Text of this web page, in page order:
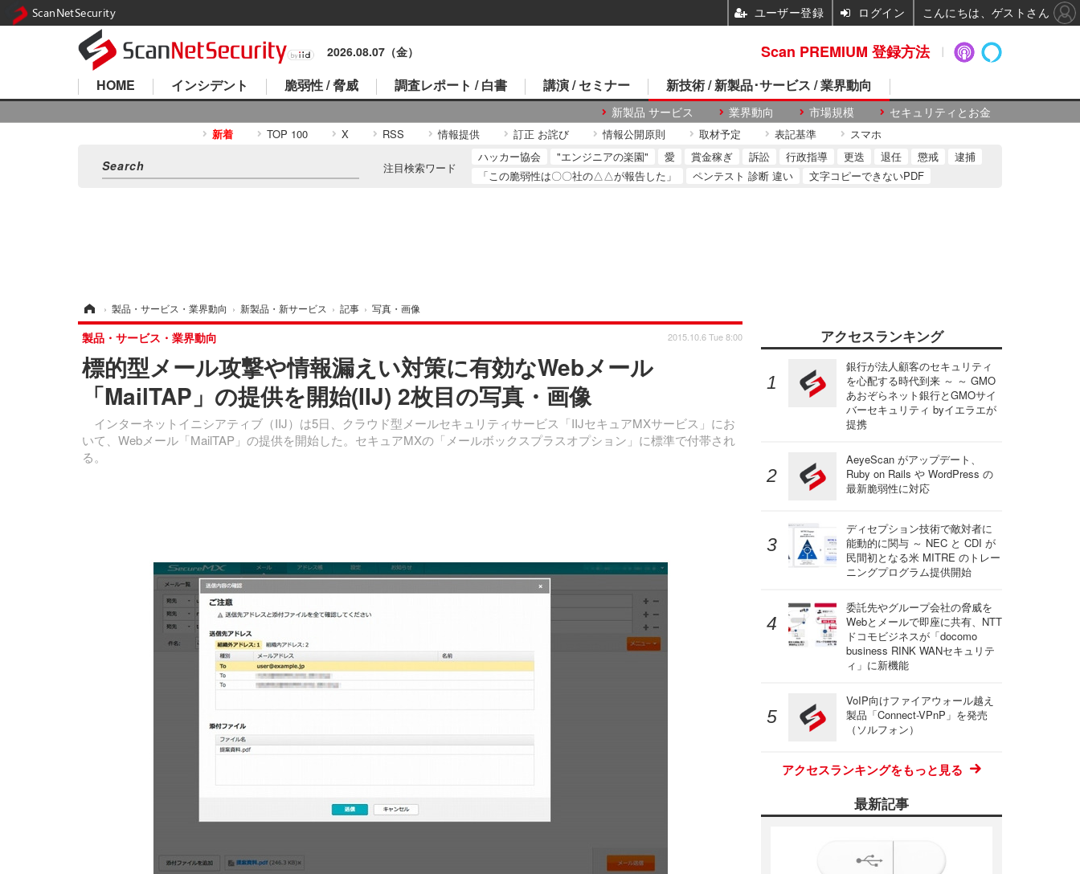
2026.08.07（金）
HOME インシデント 脆弱性 / 脅威 調査レポート / 白書 講演 / セミナー 新技術 / 新製品･サービス / 業界動向
新製品 サービス 業界動向 市場規模 セキュリティとお金
新着 TOP 100 X RSS 情報提供 訂正 お詫び 情報公開原則 取材予定 表記基準 スマホ
注目検索ワード
ハッカー協会 "エンジニアの楽園" 愛 賞金稼ぎ 訴訟 行政指導 更迭 退任 懲戒
逮捕
「この脆弱性は〇〇社の△△が報告した」
ペンテスト 診断 違い 文字コピーできないPDF
› 製品・サービス・業界動向 › 新製品・新サービス › 記事 › 写真・画像
標的型メール攻撃や情報漏えい対策に有効なWebメール
「MailTAP」の提供を開始(IIJ) 2枚目の写真・画像
インターネットイニシアティブ（IIJ）は5日、クラウド型メールセキュリティサービス「IIJセキュアMXサービス」にお
いて、Webメール「MailTAP」の提供を開始した。セキュアMXの「メールボックスプラスオプション」に標準で付帯され
る。
製品・サービス・業界動向 2015.10.6 Tue 8:00 アクセスランキング
銀行が法人顧客のセキュリティ
を心配する時代到来 ～ ～ GMO
あおぞらネット銀行とGMOサイ
バーセキュリティ byイエラエが
提携
AeyeScan がアップデート、
Ruby on Rails や WordPress の
最新脆弱性に対応
ディセプション技術で敵対者に
能動的に関与 ～ NEC と CDI が
民間初となる米 MITRE のトレー
ニングプログラム提供開始
委託先やグループ会社の脅威を
Webとメールで即座に共有、NTT
ドコモビジネスが「docomo
business RINK WANセキュリテ
ィ」に新機能
VoIP向けファイアウォール越え
製品「Connect-VPnP」を発売
（ソルフォン）
アクセスランキングをもっと見る
最新記事
Scan PREMIUM 登録方法
ScanNetSecurity ユーザー登録 ログイン こんにちは、ゲストさん